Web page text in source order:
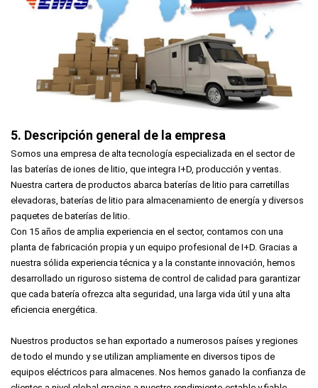
5. Descripción general de la empresa
Somos una empresa de alta tecnología especializada en el sector de
las baterías de iones de litio, que integra I+D, producción y ventas.
Nuestra cartera de productos abarca baterías de litio para carretillas
elevadoras, baterías de litio para almacenamiento de energía y diversos
paquetes de baterías de litio.
Con 15 años de amplia experiencia en el sector, contamos con una
planta de fabricación propia y un equipo profesional de I+D. Gracias a
nuestra sólida experiencia técnica y a la constante innovación, hemos
desarrollado un riguroso sistema de control de calidad para garantizar
que cada batería ofrezca alta seguridad, una larga vida útil y una alta
eficiencia energética.
Nuestros productos se han exportado a numerosos países y regiones
de todo el mundo y se utilizan ampliamente en diversos tipos de
equipos eléctricos para almacenes. Nos hemos ganado la confianza de